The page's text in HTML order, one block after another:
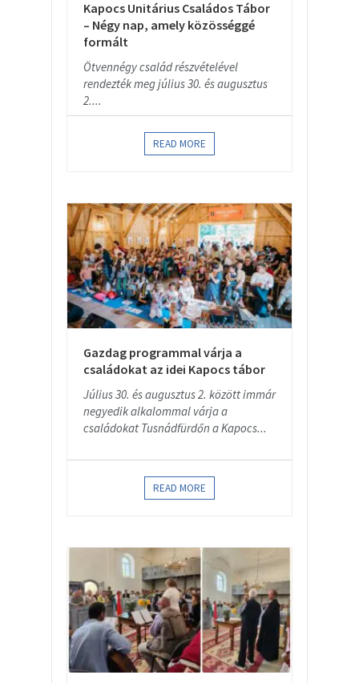
Kapocs Unitárius Családos Tábor
– Négy nap, amely közösséggé
formált
Ötvennégy család részvételével
rendezték meg július 30. és augusztus
2....
READ MORE
Gazdag programmal várja a
családokat az idei Kapocs tábor
Július 30. és augusztus 2. között immár
negyedik alkalommal várja a
családokat Tusnádfürdőn a Kapocs...
READ MORE